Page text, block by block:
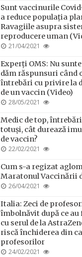
Sunt vaccinurile
a reduce populația
Ravagiile asupra
reproducere uman
POSTED
21/04/2021
Experți OMS: Nu
dăm răspunsuri când
întrebări cu privire la
de un vaccin (Video)
POSTED
28/05/2021
Medic de top,
totuși, cât durează
de vaccin?
POSTED
22/02/2021
Cum s-a regizat
Maratonul Vaccinării
POSTED
26/04/2021
Italia: Zeci de
îmbolnăvit după ce
cu serul de la
riscă închiderea din
profesorilor
POSTED
24/02/2021